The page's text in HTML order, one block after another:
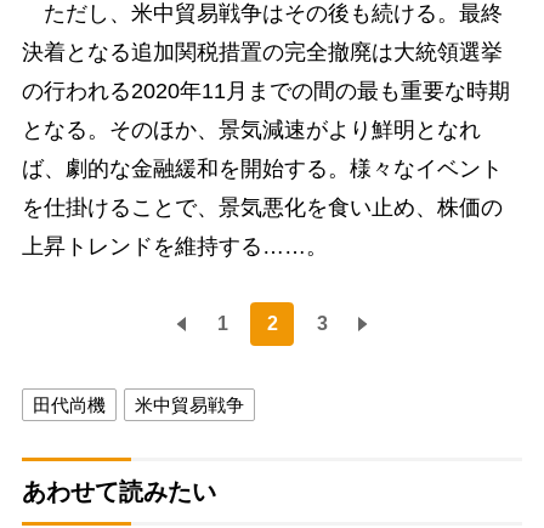
ただし、米中貿易戦争はその後も続ける。最終
決着となる追加関税措置の完全撤廃は大統領選挙
の行われる2020年11月までの間の最も重要な時期
となる。そのほか、景気減速がより鮮明となれ
ば、劇的な金融緩和を開始する。様々なイベント
を仕掛けることで、景気悪化を食い止め、株価の
上昇トレンドを維持する……。
1 2 3
田代尚機 米中貿易戦争
あわせて読みたい